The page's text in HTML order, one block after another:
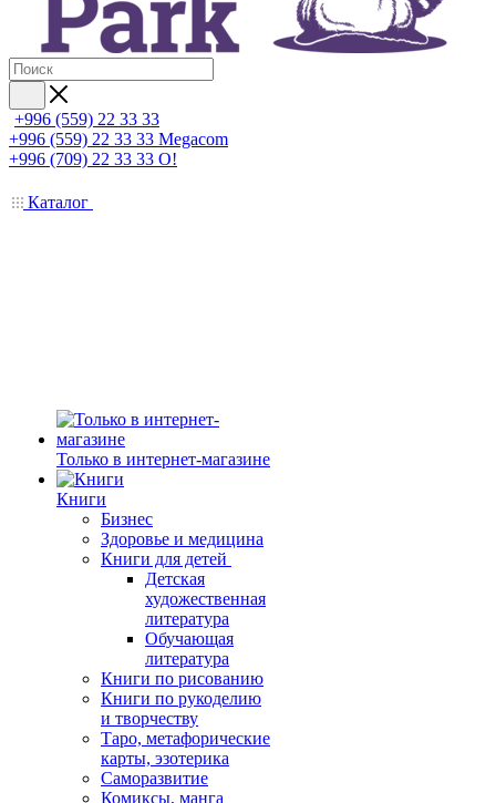
+996 (559) 22 33 33
+996 (559) 22 33 33 Megacom
+996 (709) 22 33 33 O!
Каталог
Только в интернет-магазине
Книги
Бизнес
Здоровье и медицина
Книги для детей
Детская
художественная
литература
Обучающая
литература
Книги по рисованию
Книги по рукоделию
и творчеству
Таро, метафорические
карты, эзотерика
Саморазвитие
Комиксы, манга